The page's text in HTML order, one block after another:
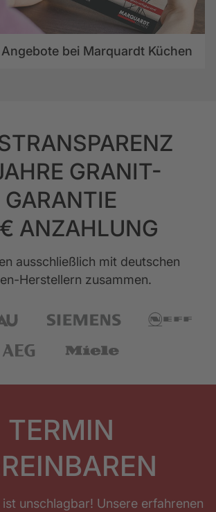
bei Marquardt Küchen
GRANIT-
GARANTIE
ANZAHLUNG
ausschließlich mit deutschen
Herstellern zusammen.
TERMIN
unschlagbar! Unsere erfahrenen